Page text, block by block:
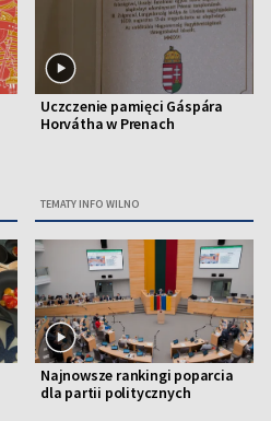
Uczczenie pamięci Gáspára
Horvátha w Prenach
TEMATY INFO WILNO
Najnowsze rankingi poparcia
dla partii politycznych